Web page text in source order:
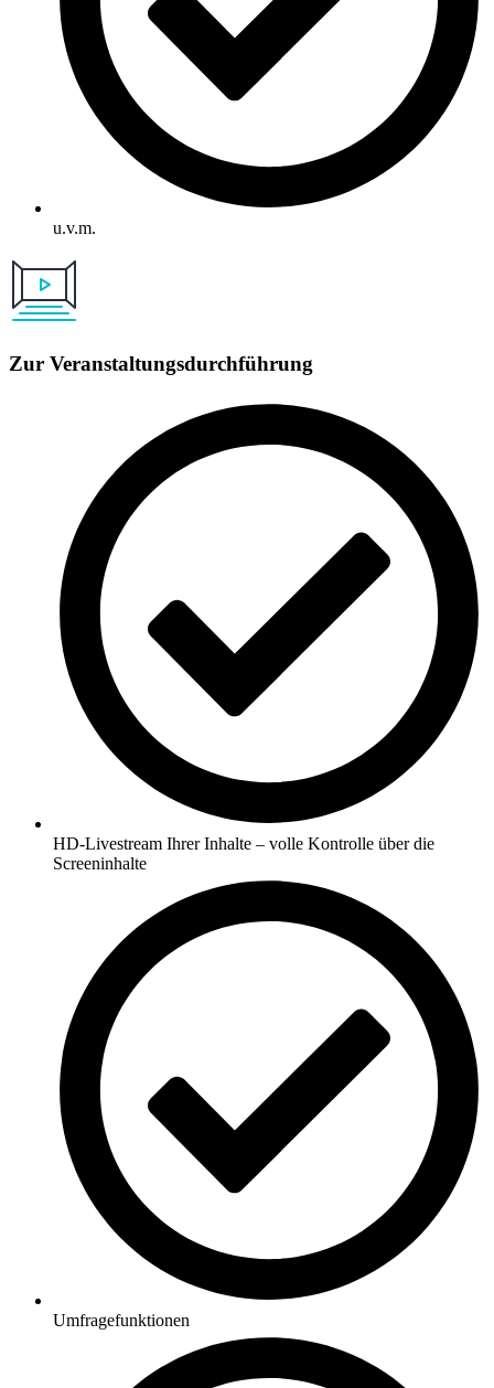
u.v.m.
Zur Veranstaltungsdurchführung
HD-Livestream Ihrer Inhalte – volle Kontrolle über die
Screeninhalte
Umfragefunktionen